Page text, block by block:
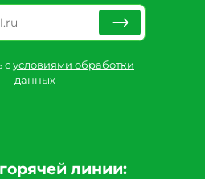
линии:
сусловиями обработки
данных